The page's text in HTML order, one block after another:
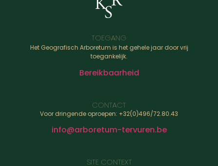
TOEGANG
Het Geografisch Arboretum is het gehele jaar door vrij
toegankelijk.
Bereikbaarheid
CONTACT
Voor dringende oproepen: +32(0)496/72.80.43
info@arboretum-tervuren.be
SITE CONTEXT